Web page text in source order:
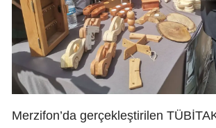
Merzifon’da gerçekleştirilen